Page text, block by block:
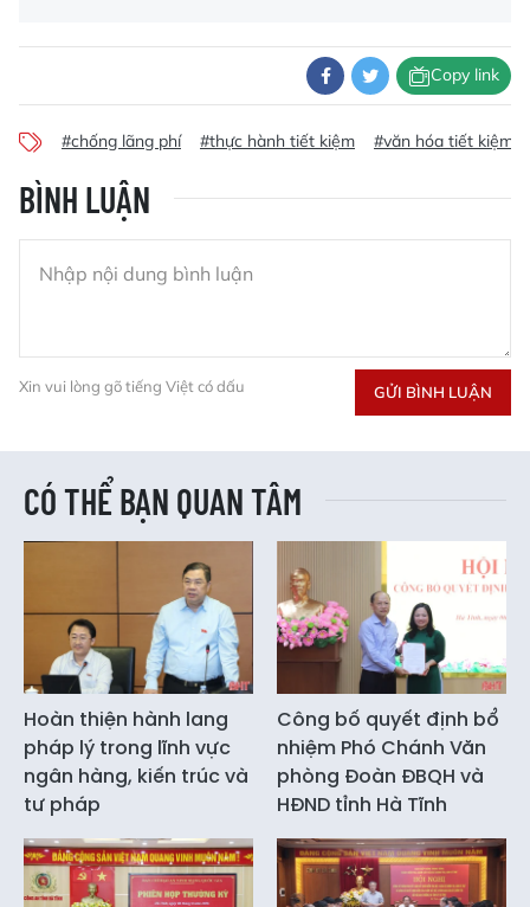
Copy link
#chống lãng phí #thực hành tiết kiệm #văn hóa tiết kiệm
BÌNH LUẬN
Xin vui lòng gõ tiếng Việt có dấu GỬI BÌNH LUẬN
CÓ THỂ BẠN QUAN TÂM
Hoàn thiện hành lang
pháp lý trong lĩnh vực
ngân hàng, kiến trúc và
tư pháp
Công bố quyết định bổ
nhiệm Phó Chánh Văn
phòng Đoàn ĐBQH và
HĐND tỉnh Hà Tĩnh